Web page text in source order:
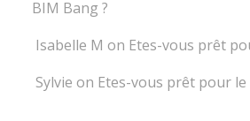
BIM Bang ?
Isabelle M on Etes-vous prêt
Sylvie on Etes-vous prêt pour le